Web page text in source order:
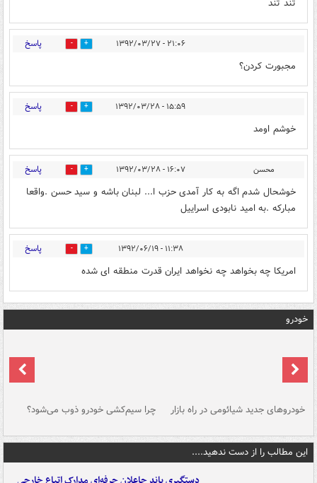
تند تند
۲۱:۰۶ - ۱۳۹۲/۰۳/۲۷ 0 پاسخ
مجبورت کردن؟
۱۵:۵۹ - ۱۳۹۲/۰۳/۲۸ 0 پاسخ
خوشم اومد
محسن ۱۶:۰۷ - ۱۳۹۲/۰۳/۲۸ 0 پاسخ
خوشحال شدم اگه به کار آمدی حزب ا... لبنان باشه و سید حسن .واقعا
مبارکه .به امید نابودی اسراییل
۱۱:۳۸ - ۱۳۹۲/۰۶/۱۹ 0 پاسخ
امریکا چه بخواهد چه نخواهد ایران قدرت منطقه ای شده
خودرو
خودروهای جدید شیائومی در راه بازار چرا سیم‌کشی خودرو ذوب می‌شود؟
این مطالب را از دست ندهید....